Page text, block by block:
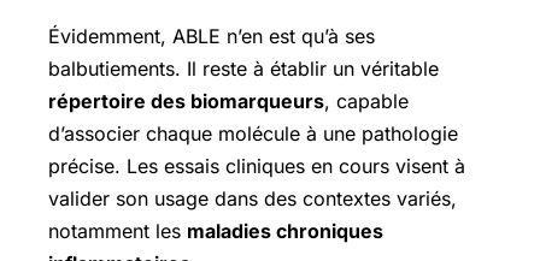
Évidemment, ABLE n’en est qu’à ses
balbutiements. Il reste à établir un véritable
répertoire des biomarqueurs, capable
d’associer chaque molécule à une pathologie
précise. Les essais cliniques en cours visent à
valider son usage dans des contextes variés,
notamment les maladies chroniques